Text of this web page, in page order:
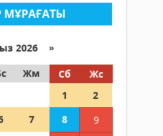
2026 »
Жм Сб
Жс
1
2
7 8
9